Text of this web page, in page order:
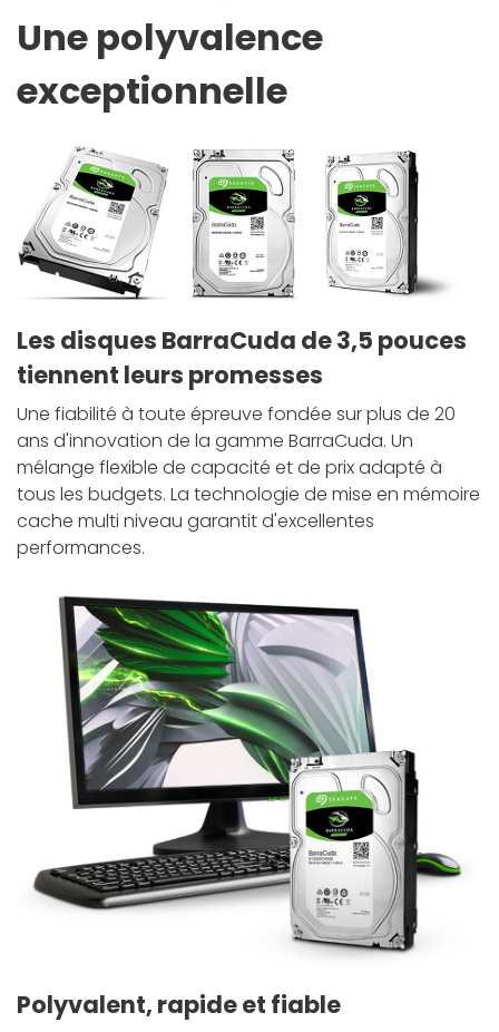
Une polyvalence
exceptionnelle
Les disques BarraCuda de 3,5 pouces
tiennent leurs promesses
Une fiabilité à toute épreuve fondée sur plus de 20
ans d'innovation de la gamme BarraCuda. Un
mélange flexible de capacité et de prix adapté à
tous les budgets. La technologie de mise en mémoire
cache multi niveau garantit d'excellentes
performances.
Polyvalent, rapide et fiable